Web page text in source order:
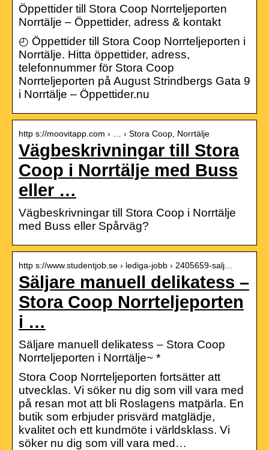
Öppettider till Stora Coop Norrteljeporten
Norrtälje – Öppettider, adress & kontakt
◴ Öppettider till Stora Coop Norrteljeporten i
Norrtälje. Hitta öppettider, adress,
telefonnummer för Stora Coop
Norrteljeporten på August Strindbergs Gata 9
i Norrtälje – Öppettider.nu
http s://moovitapp.com › … › Stora Coop, Norrtälje
Vägbeskrivningar till Stora
Coop i Norrtälje med Buss
eller …
Vägbeskrivningar till Stora Coop i Norrtälje
med Buss eller Spårväg?
http s://www.studentjob.se › lediga-jobb › 2405659-salj…
Säljare manuell delikatess –
Stora Coop Norrteljeporten
i …
Säljare manuell delikatess – Stora Coop
Norrteljeporten i Norrtälje~ *
Stora Coop Norrteljeporten fortsätter att
utvecklas. Vi söker nu dig som vill vara med
på resan mot att bli Roslagens matpärla. En
butik som erbjuder prisvärd matglädje,
kvalitet och ett kundmöte i världsklass. Vi
söker nu dig som vill vara med…